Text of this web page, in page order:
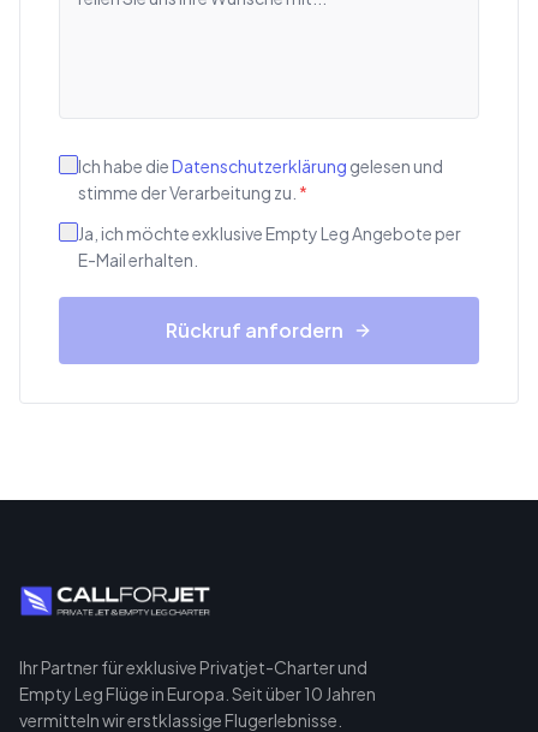
Ich habe dieDatenschutzerklärung gelesen und
stimme der Verarbeitung zu. *
Ja, ich möchte exklusive Empty Leg Angebote per
E-Mail erhalten.
Rückruf anfordern
Ihr Partner für exklusive Privatjet-Charter und
Empty Leg Flüge in Europa. Seit über 10 Jahren
vermitteln wir erstklassige Flugerlebnisse.